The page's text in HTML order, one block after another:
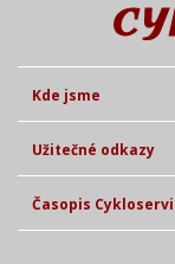
Kde jsme
Užitečné odkazy
Časopis